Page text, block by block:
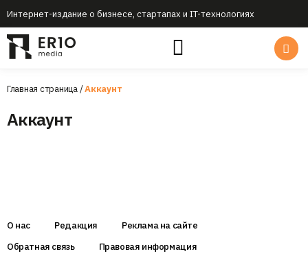
Интернет-издание о бизнесе, стартапах и IT-технологиях
Главная страница/Аккаунт
Аккаунт
О нас Редакция
Реклама на сайте
Обратная связь
Правовая информация